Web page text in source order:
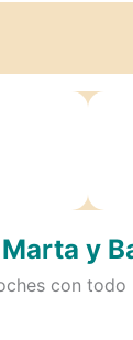
y
con